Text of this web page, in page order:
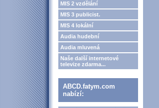
MIS 2 vzdělání
MIS 3 publicist.
MIS 4 lokální
Audia hudební
Audia mluvená
Naše další internetové
televize zdarma...
ABCD.fatym.com
nabízí: